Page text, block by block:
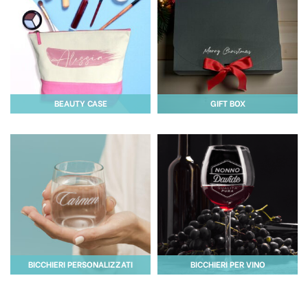
BEAUTY CASE GIFT BOX
BICCHIERI PERSONALIZZATI BICCHIERI PER VINO